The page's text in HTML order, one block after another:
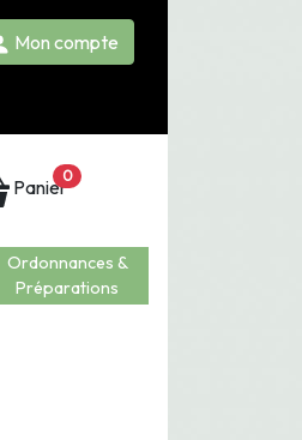
Mon compte
Panier0
Ordonnances &
Préparations